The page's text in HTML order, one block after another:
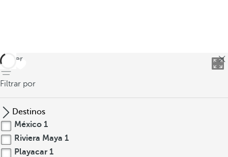
volver
Filtrar por
Destinos
México 1
Riviera Maya 1
Playacar 1